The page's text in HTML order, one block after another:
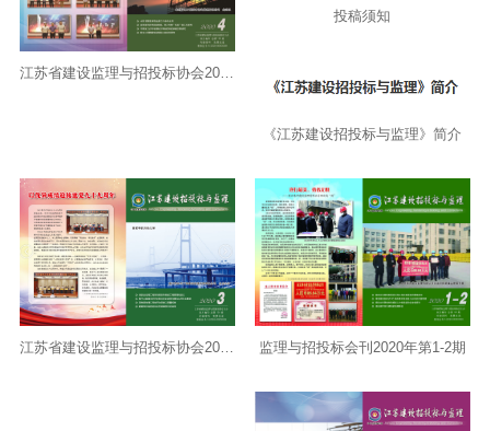
江苏省建设监理与招投标协会2020年会刊第4期
投稿须知
《江苏建设招投标与监理》简介
江苏省建设监理与招投标协会2020年会刊第3期 监理与招投标会刊2020年第1-2期